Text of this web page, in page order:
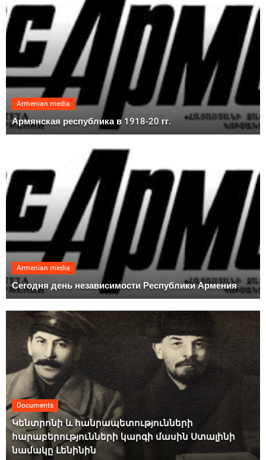
Armenian media
Армянская республика в 1918-20 гг.
Armenian media
Сегодня день независимости Республики Армения
Documents
Կենտրոնի և հանրապետությունների
հարաբերությունների կարգի մասին Ստալինի
նամակը Լենինին